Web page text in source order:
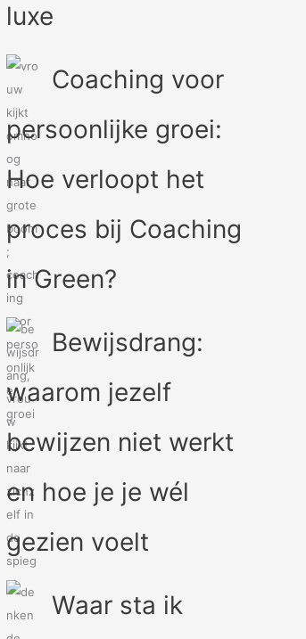
luxe
Coaching voor
persoonlijke groei:
Hoe verloopt het
proces bij Coaching
in Green?
Bewijsdrang:
waarom jezelf
bewijzen niet werkt
en hoe je je wél
gezien voelt
Waar sta ik